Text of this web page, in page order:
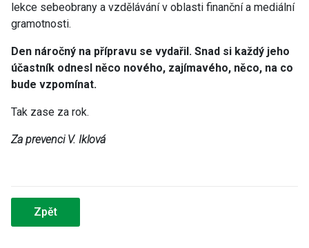
lekce sebeobrany a vzdělávání v oblasti finanční a mediální
gramotnosti.
Den náročný na přípravu se vydařil. Snad si každý jeho
účastník odnesl něco nového, zajímavého, něco, na co
bude vzpomínat.
Tak zase za rok.
Za prevenci V. Iklová
Zpět